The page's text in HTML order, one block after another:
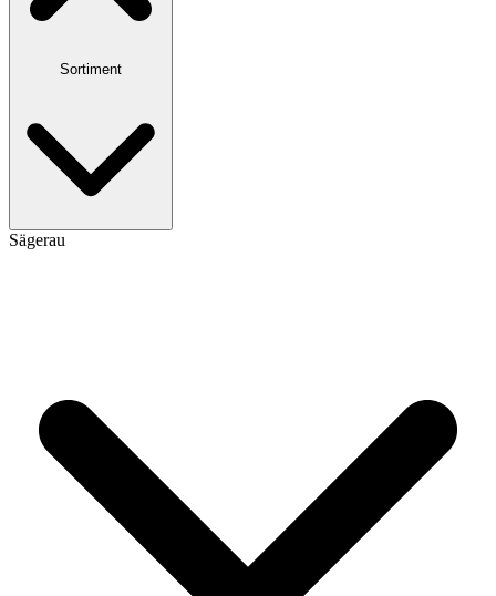
Sortiment
Sägerau